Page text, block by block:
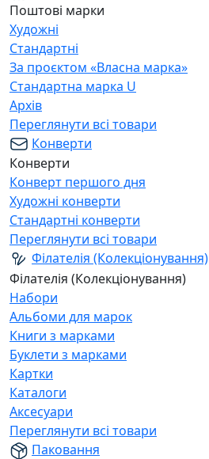
Поштові марки
Художні
Стандартні
За проєктом «Власна марка»
Стандартна марка U
Архів
Переглянути всі товари
Конверти
Конверти
Конверт першого дня
Художні конверти
Стандартні конверти
Переглянути всі товари
Філателія (Колекціонування)
Філателія (Колекціонування)
Набори
Альбоми для марок
Книги з марками
Буклети з марками
Картки
Каталоги
Аксесуари
Переглянути всі товари
Паковання